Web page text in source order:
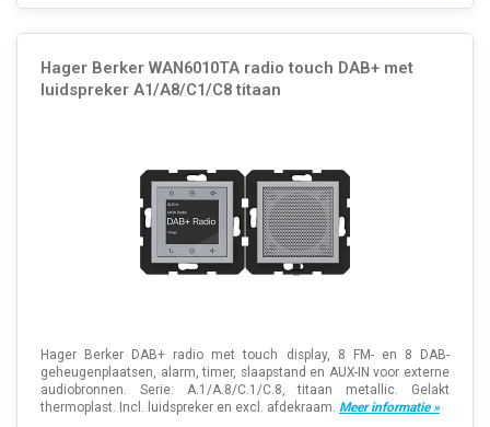
Hager Berker WAN6010TA radio touch DAB+ met
luidspreker A1/A8/C1/C8 titaan
Hager Berker DAB+ radio met touch display, 8 FM- en 8 DAB-
geheugenplaatsen, alarm, timer, slaapstand en AUX-IN voor externe
audiobronnen. Serie: A.1/A.8/C.1/C.8, titaan metallic. Gelakt
thermoplast. Incl. luidspreker en excl. afdekraam. Meer informatie »